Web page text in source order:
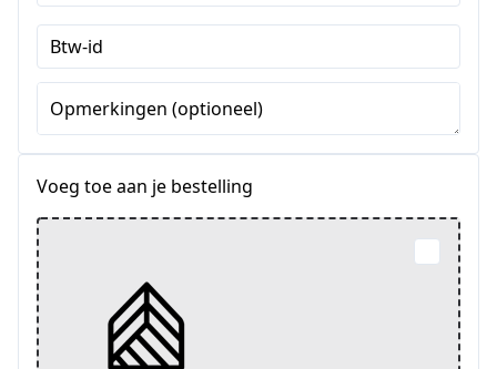
Btw-id
Opmerkingen (optioneel)
Voeg toe aan je bestelling